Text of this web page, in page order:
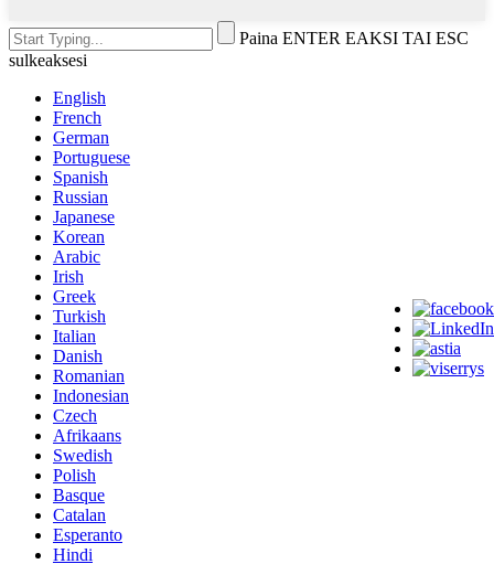
Paina ENTER EAKSI TAI ESC
sulkeaksesi
English
French
German
Portuguese
Spanish
Russian
Japanese
Korean
Arabic
Irish
Greek
Turkish
Italian
Danish
Romanian
Indonesian
Czech
Afrikaans
Swedish
Polish
Basque
Catalan
Esperanto
Hindi